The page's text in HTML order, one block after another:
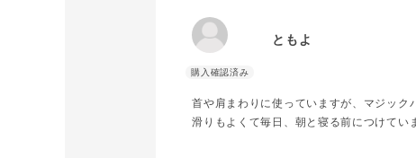
ともよ
首や肩まわりに使っていますが、マジッ
滑りもよくて毎日、朝と寝る前につけてい